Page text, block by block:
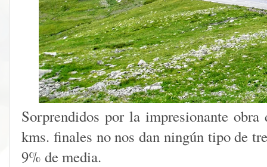
Sorprendidos por la impresionante
kms. finales no nos dan ningún tipo de
9% de media.